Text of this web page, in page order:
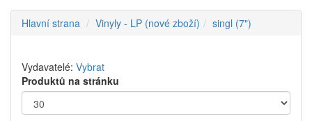
Hlavní strana Vinyly - LP (nové zboží) singl (7")
Vydavatelé: Vybrat
Produktů na stránku